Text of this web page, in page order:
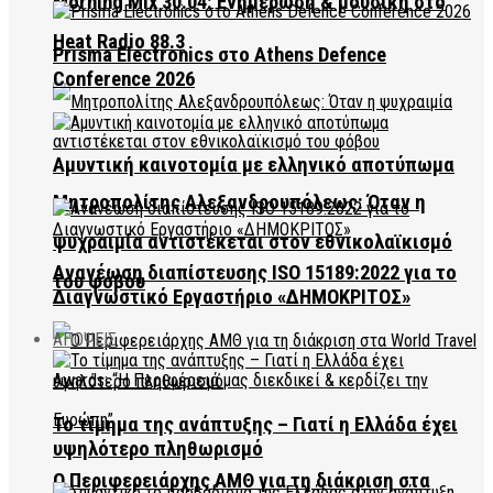
Heat Radio 88.3
Μητροπολίτης Αλεξανδρουπόλεως: Όταν η
ψυχραιμία αντιστέκεται στον εθνικολαϊκισμό
του φόβου
Ο Περιφερειάρχης ΑΜΘ για τη διάκριση στα
Prisma Electronics στο Athens Defence
Conference 2026
Αμυντική καινοτομία με ελληνικό αποτύπωμα
Ανανέωση διαπίστευσης ISO 15189:2022 για το
Διαγνωστικό Εργαστήριο «ΔΗΜΟΚΡΙΤΟΣ»
ΑΠΟΨΕΙΣ
Το τίμημα της ανάπτυξης – Γιατί η Ελλάδα έχει
υψηλότερο πληθωρισμό